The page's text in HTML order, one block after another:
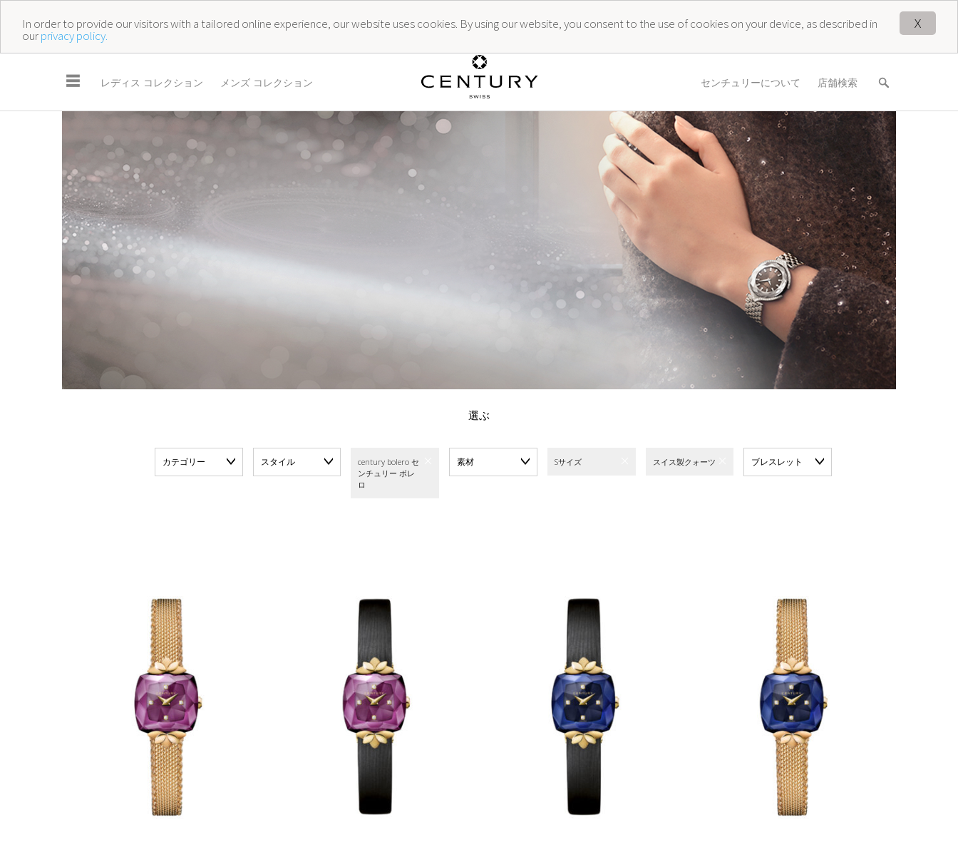
X
In order to provide our visitors with a tailored online experience, our website uses cookies. By using our website, you consent to the use of cookies on your device, as described in
ourprivacy policy.
☰ レディス コレクション メンズ コレクション センチュリーについて 店舗検索
選ぶ
カテゴリー スタイル
century bolero セ
ンチュリー ボレ
ロ
素材 Sサイズ スイス製クォーツ ブレスレット